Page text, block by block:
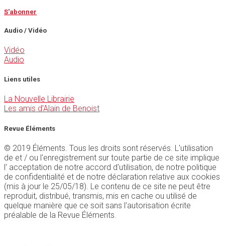
S'abonner
Audio / Vidéo
Vidéo
Audio
Liens utiles
La Nouvelle Librairie
Les amis d'Alain de Benoist
Revue Éléments
© 2019 Éléments. Tous les droits sont réservés. L'utilisation
de et / ou l'enregistrement sur toute partie de ce site implique
l' acceptation de notre accord d'utilisation, de notre politique
de confidentialité et de notre déclaration relative aux cookies
(mis à jour le 25/05/18). Le contenu de ce site ne peut être
reproduit, distribué, transmis, mis en cache ou utilisé de
quelque manière que ce soit sans l'autorisation écrite
préalable de la Revue Éléments.